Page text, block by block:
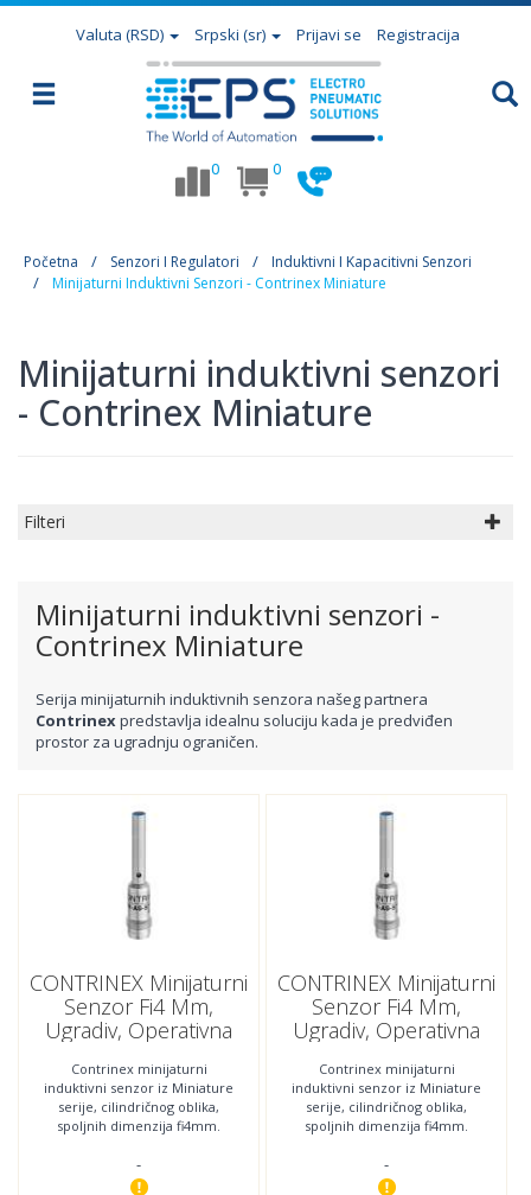
Valuta (RSD) Srpski (sr) Prijavi se Registracija
0 0
Početna Senzori I Regulatori
Induktivni I Kapacitivni Senzori
Minijaturni Induktivni Senzori - Contrinex Miniature
Minijaturni induktivni senzori
- Contrinex Miniature
Filteri
Minijaturni induktivni senzori -
Contrinex Miniature
Serija minijaturnih induktivnih senzora našeg partnera
Contrinex predstavlja idealnu soluciju kada je predviđen
prostor za ugradnju ograničen.
CONTRINEX Minijaturni
Senzor Fi4 Mm,
Ugradiv, Operativna
NO,DW-AS-603-04;320-
920-226
Contrinex minijaturni
induktivni senzor iz Miniature
serije, cilindričnog oblika,
spoljnih dimenzija fi4mm.
povezivanje se vrši
-
CONTRINEX Minijaturni
Senzor Fi4 Mm,
Ugradiv, Operativna
NC,DW-AS-604-04;320-
920-243
Contrinex minijaturni
induktivni senzor iz Miniature
serije, cilindričnog oblika,
spoljnih dimenzija fi4mm.
povezivanje se vrši
-